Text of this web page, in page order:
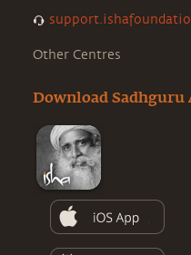
Other Centres
Download Sadhguru